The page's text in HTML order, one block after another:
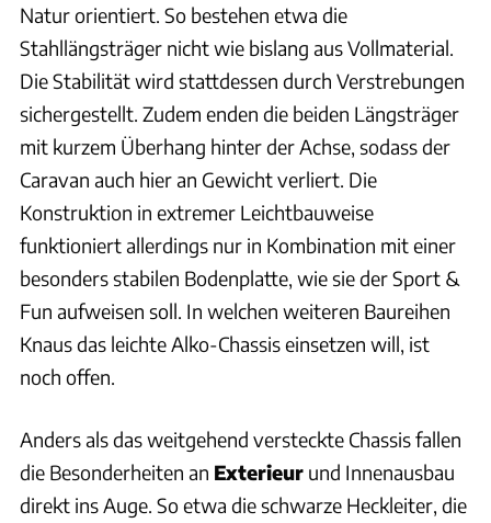
Natur orientiert. So bestehen etwa die
Stahllängsträger nicht wie bislang aus Vollmaterial.
Die Stabilität wird stattdessen durch Verstrebungen
sichergestellt. Zudem enden die beiden Längsträger
mit kurzem Überhang hinter der Achse, sodass der
Caravan auch hier an Gewicht verliert. Die
Konstruktion in extremer Leichtbauweise
funktioniert allerdings nur in Kombination mit einer
besonders stabilen Bodenplatte, wie sie der Sport &
Fun aufweisen soll. In welchen weiteren Baureihen
Knaus das leichte Alko-Chassis einsetzen will, ist
noch offen.
Anders als das weitgehend versteckte Chassis fallen
die Besonderheiten an Exterieur und Innenausbau
direkt ins Auge. So etwa die schwarze Heckleiter, die